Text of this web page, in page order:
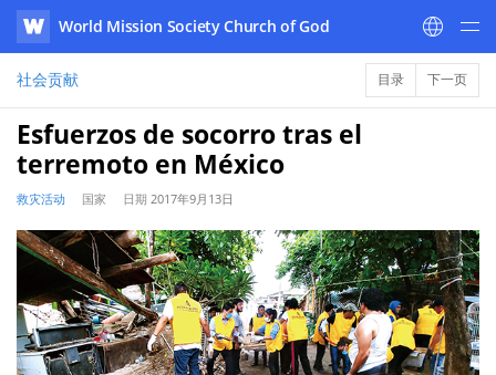
WATV
World Mission Society Church of God
社会贡献 目录 下一页
Esfuerzos de socorro tras el
terremoto en México
救灾活动 国家 日期 2017年9月13日